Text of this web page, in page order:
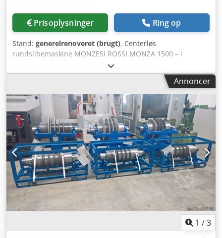
Prisoplysninger Ring op
Stand: generelrenoveret (brugt), Centerløs
rundslibemaskine MONZESI ROSSI MONZA 1500 – i
øjeblikket under komplet overhaling og fuldstændig
elektrisk/elektronisk retrofit Siemens-elektronik med
touchskærm, børsteløs motor på Z-akse (emnediameter)
samt reguleringshjul (justerbar omdrejningshastighed),
stepmotor til slibeskiveafretterens indstillingsinkrement,
automatisk dimensionskompensation efter afretning af
slibeskiven Slibeskive: 350 mm x 610 mm diameter
Dedpfxjmmqire Agxock Maskinen kan besigtiges på vores
lager i Gussago BS, Italien Indstiksslibning: Ved
indstiksslibning bearbejdes emner med afsatte eller
profilerede overflader, såsom dysenåle, ventiler,
krydsstykker, tandhjuls- og elmotoraksler. Tilgængelige
teknologier omfatter lige eller skråt indstiksslibning,
indstiksslibning i enkelt- eller serieproduktion,
indstiksslibning i flere operationer – enten samtidig eller
Gennemløbsslibning anvendes til bearbejdning af ikke-
Annoncer
1 /3